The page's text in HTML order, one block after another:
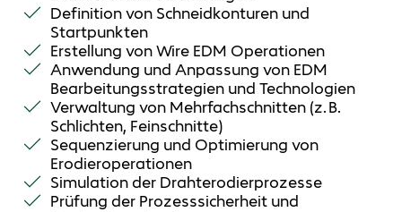
Definition von Schneidkonturen und
Startpunkten
Erstellung von Wire EDM Operationen
Anwendung und Anpassung von EDM
Bearbeitungsstrategien und Technologien
Verwaltung von Mehrfachschnitten (z. B.
Schlichten, Feinschnitte)
Sequenzierung und Optimierung von
Erodieroperationen
Simulation der Drahterodierprozesse
Prüfung der Prozesssicherheit und